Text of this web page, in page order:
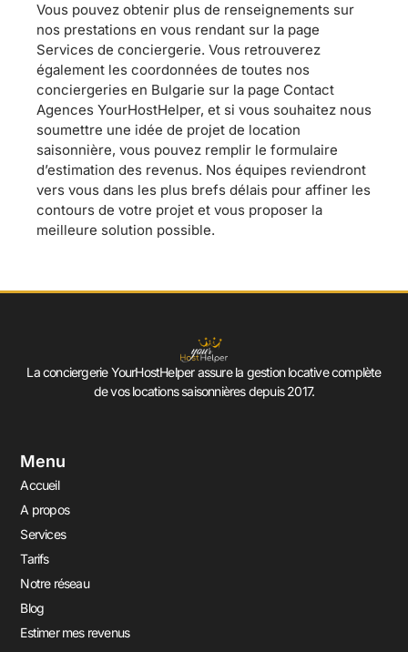
Vous pouvez obtenir plus de renseignements sur
nos prestations en vous rendant sur la page
Services de conciergerie. Vous retrouverez
également les coordonnées de toutes nos
conciergeries en Bulgarie sur la page Contact
Agences YourHostHelper, et si vous souhaitez nous
soumettre une idée de projet de location
saisonnière, vous pouvez remplir le formulaire
d’estimation des revenus. Nos équipes reviendront
vers vous dans les plus brefs délais pour affiner les
contours de votre projet et vous proposer la
meilleure solution possible.
La conciergerie YourHostHelper assure la gestion locative complète
de vos locations saisonnières depuis 2017.
Menu
Accueil
A propos
Services
Tarifs
Notre réseau
Blog
Estimer mes revenus